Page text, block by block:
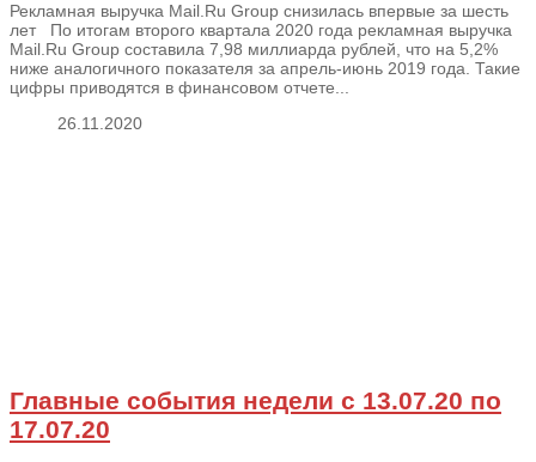
Рекламная выручка Mail.Ru Group снизилась впервые за шесть
лет По итогам второго квартала 2020 года рекламная выручка
Mail.Ru Group составила 7,98 миллиарда рублей, что на 5,2%
ниже аналогичного показателя за апрель-июнь 2019 года. Такие
цифры приводятся в финансовом отчете...
26.11.2020
Главные события недели с 13.07.20 по
17.07.20